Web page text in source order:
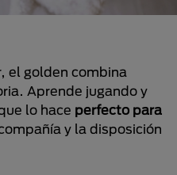
el golden combina
Aprende jugando y
lo hace perfecto para
y la disposición